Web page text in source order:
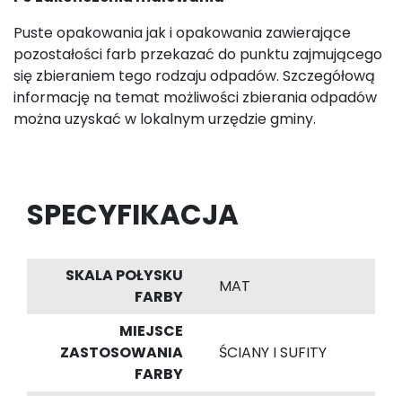
Puste opakowania jak i opakowania zawierające
pozostałości farb przekazać do punktu zajmującego
się zbieraniem tego rodzaju odpadów. Szczegółową
informację na temat możliwości zbierania odpadów
można uzyskać w lokalnym urzędzie gminy.
SPECYFIKACJA
SKALA POŁYSKU
FARBY
MAT
MIEJSCE
ZASTOSOWANIA
FARBY
ŚCIANY I SUFITY